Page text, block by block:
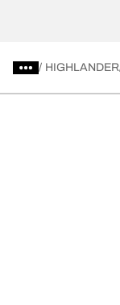
/ HIGHLANDER